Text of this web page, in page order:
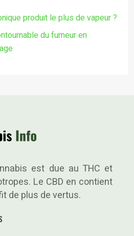
produit le plus de vapeur ?
du fumeur en
est due au THC et
Le CBD en contient
de plus de vertus.